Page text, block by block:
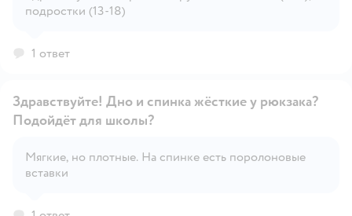
подростки (13-18)
1 ответ
Открыть вопрос
Здравствуйте! Дно и спинка жёсткие у рюкзака?
Подойдёт для школы?
Мягкие, но плотные. На спинке есть поролоновые
вставки